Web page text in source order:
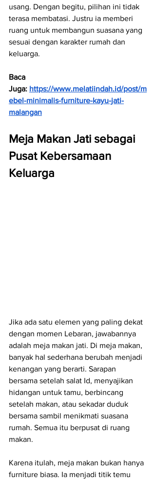
usang. Dengan begitu, pilihan ini tidak
terasa membatasi. Justru ia memberi
ruang untuk membangun suasana yang
sesuai dengan karakter rumah dan
keluarga.
Baca
Juga: https://www.melatiindah.id/post/m
ebel-minimalis-furniture-kayu-jati-
malangan
Meja Makan Jati sebagai
Pusat Kebersamaan
Keluarga
Jika ada satu elemen yang paling dekat
dengan momen Lebaran, jawabannya
adalah meja makan jati. Di meja makan,
banyak hal sederhana berubah menjadi
kenangan yang berarti. Sarapan
bersama setelah salat Id, menyajikan
hidangan untuk tamu, berbincang
setelah makan, atau sekadar duduk
bersama sambil menikmati suasana
rumah. Semua itu berpusat di ruang
makan.
Karena itulah, meja makan bukan hanya
furniture biasa. Ia menjadi titik temu